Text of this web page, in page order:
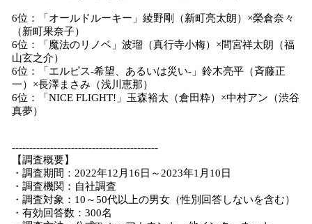
6位：「オールドルーキー」綾野剛（新町亮太朗）×榮倉奈々
（新町果奈子）
6位：「魔法のリノベ」波瑠（真行寺小梅）×間宮祥太朗（福
山玄之介）
6位：「エルピス-希望、あるいは災い-」鈴木亮平（斉藤正
一）×長澤まさみ（浅川恵那）
6位：「NICE FLIGHT!」玉森裕太（倉田粋）×中村アン（渋谷
真夢）
------------------------------------------
【調査概要】
・調査期間：2022年12月16日～2023年1月10日
・調査機関：自社調査
・調査対象：10～50代以上の男女（性別回答しないを含む）
・有効回答数：300名